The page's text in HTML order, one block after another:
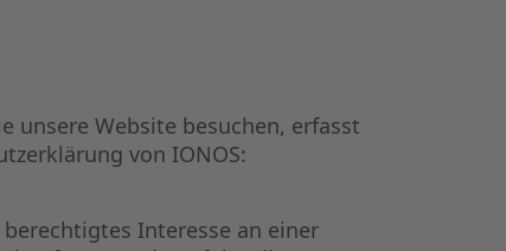
unsere Website besuchen, erfasst
von IONOS:
Interesse an einer